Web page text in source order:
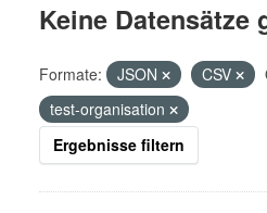
Keine Datensätze
Formate: JSON CSV
test-organisation
Ergebnisse filtern